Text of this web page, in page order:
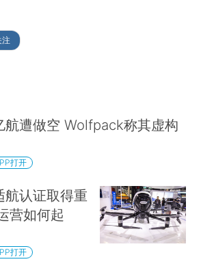
注
航遭做空 Wolfpack称其虚构
打开
航认证取得重
营如何起
打开